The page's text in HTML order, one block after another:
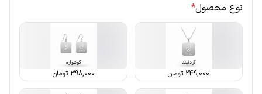
نوع محصول*
249,000 تومان 398,000 تومان